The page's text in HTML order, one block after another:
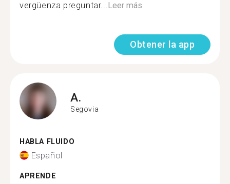
vergüenza preguntar...Leer más
Obtener la app
A.
Segovia
HABLA FLUIDO
Español
APRENDE